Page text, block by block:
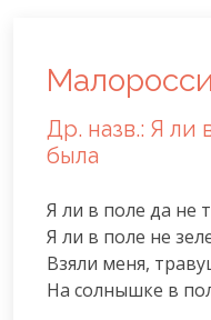
Др. назв.: Я ли
была
Я ли в поле да не
Я ли в поле не
Взяли меня,
На солнышке в